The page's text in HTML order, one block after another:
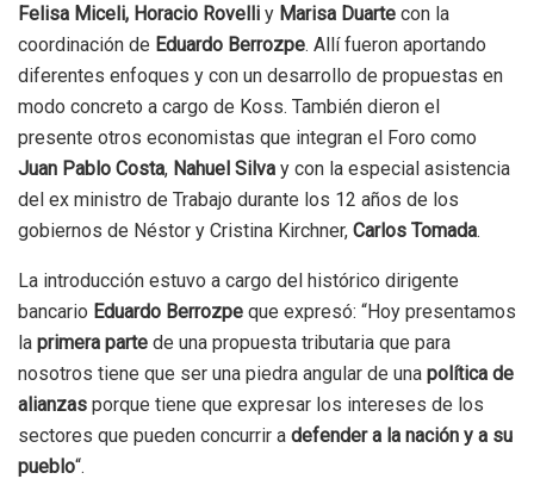
Felisa Miceli, Horacio Rovelli y Marisa Duarte con la
coordinación de Eduardo Berrozpe. Allí fueron aportando
diferentes enfoques y con un desarrollo de propuestas en
modo concreto a cargo de Koss. También dieron el
presente otros economistas que integran el Foro como
Juan Pablo Costa, Nahuel Silva y con la especial asistencia
del ex ministro de Trabajo durante los 12 años de los
gobiernos de Néstor y Cristina Kirchner, Carlos Tomada.
La introducción estuvo a cargo del histórico dirigente
bancario Eduardo Berrozpe que expresó: “Hoy presentamos
la primera parte de una propuesta tributaria que para
nosotros tiene que ser una piedra angular de una política de
alianzas porque tiene que expresar los intereses de los
sectores que pueden concurrir a defender a la nación y a su
pueblo“.